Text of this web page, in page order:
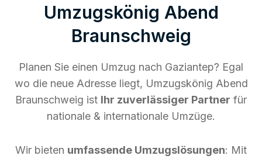
Umzugskönig Abend
Braunschweig
Planen Sie einen Umzug nach Gaziantep? Egal
wo die neue Adresse liegt, Umzugskönig Abend
Braunschweig ist Ihr zuverlässiger Partner für
nationale & internationale Umzüge.
Wir bieten umfassende Umzugslösungen: Mit